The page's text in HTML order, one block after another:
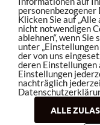
Klicken Sie auf „Alle
nicht notwendigen
ablehnen“, wenn
unter
der von uns
deren Einstellungen
Einstellungen
nachträglich
ALLE